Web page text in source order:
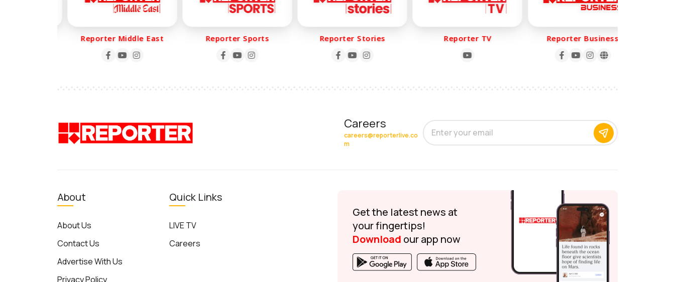
Reporter Middle East Reporter Sports Reporter Stories Reporter TV Reporter Business
Careers
careers@reporterlive.co
m
About
About Us
Contact Us
Advertise With Us
Privacy Policy
Quick Links
LIVE TV
Careers
Get the latest news at
your fingertips!
Download our app now